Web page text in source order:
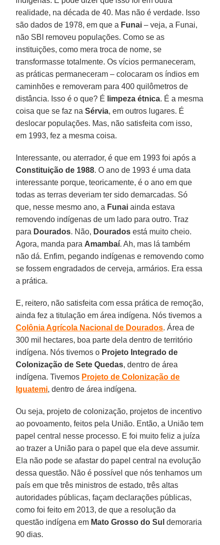
realidade, na década de 40. Mas não é verdade. Isso
são dados de 1978, em que a Funai – veja, a Funai,
não SBI removeu populações. Como se as
instituições, como mera troca de nome, se
transformasse totalmente. Os vícios permaneceram,
as práticas permaneceram – colocaram os índios em
caminhões e removeram para 400 quilômetros de
distância. Isso é o que? É limpeza étnica. É a mesma
coisa que se faz naSérvia, em outros lugares. É
deslocar populações. Mas, não satisfeita com isso,
em 1993, fez a mesma coisa.
Interessante, ou aterrador, é que em 1993 foi após a
Constituição de 1988. O ano de 1993 é uma data
interessante porque, teoricamente, é o ano em que
todas as terras deveriam ter sido demarcadas. Só
que, nesse mesmo ano, a Funai ainda estava
removendo indígenas de um lado para outro. Traz
para Dourados. Não, Dourados está muito cheio.
Agora, manda para Amambaí. Ah, mas lá também
não dá. Enfim, pegando indígenas e removendo como
se fossem engradados de cerveja, armários. Era essa
a prática.
E, reitero, não satisfeita com essa prática de remoção,
ainda fez a titulação em área indígena. Nós tivemos a
Colônia Agrícola Nacional de Dourados. Área de
300 mil hectares, boa parte dela dentro de território
indígena. Nós tivemos o Projeto Integrado de
Colonização de Sete Quedas, dentro de área
indígena. Tivemos Projeto de Colonização de
Iguatemi, dentro de área indígena.
Ou seja, projeto de colonização, projetos de incentivo
ao povoamento, feitos pela União. Então, a União tem
papel central nesse processo. E foi muito feliz a juíza
ao trazer a União para o papel que ela deve assumir.
Ela não pode se afastar do papel central na evolução
dessa questão. Não é possível que nós tenhamos um
país em que três ministros de estado, três altas
autoridades públicas, façam declarações públicas,
como foi feito em 2013, de que a resolução da
questão indígena em Mato Grosso do Sul demoraria
90 dias.